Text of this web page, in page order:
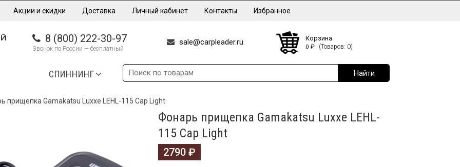
Акции и скидки Доставка Личный кабинет Контакты Избранное
8 (800) 222-30-97
Звонок по России — бесплатный
sale@carpleader.ru Корзина
0 ₽ (Товаров: 0)
СПИННИНГ
прищепка Gamakatsu Luxxe LEHL-115 Cap Light
Фонарь прищепка Gamakatsu Luxxe LEHL-
115 Cap Light
2790 ₽